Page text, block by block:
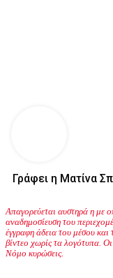
Γράφει η Ματίνα
Απαγορεύεται αυστηρά η με
αναδημοσίευση του
έγγραφη άδεια του μέσου
βίντεο χωρίς τα λογότυπα.
Νόμο κυρώσεις.